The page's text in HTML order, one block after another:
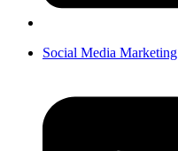
Social Media Marketing